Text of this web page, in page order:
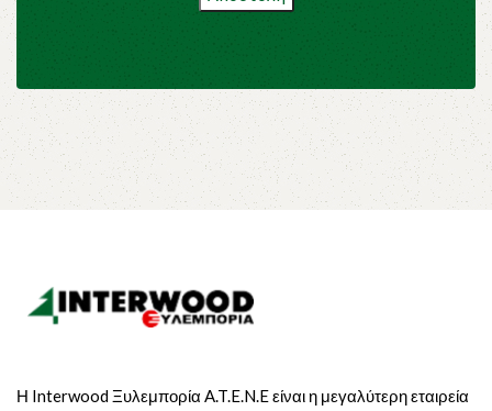
Η Interwood Ξυλεμπορία A.T.E.N.E είναι η μεγαλύτερη εταιρεία